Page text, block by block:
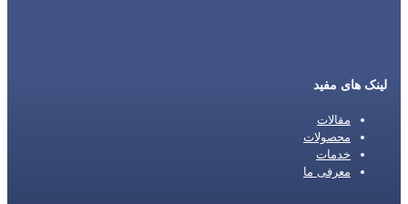
لینک های مفید
مقالات
محصولات
خدمات
معرفی ما